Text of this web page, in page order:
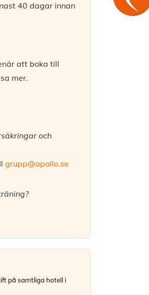
40 dagar innan
att boka till
mer.
och
grupp@apollo.se
på samtliga hotell i